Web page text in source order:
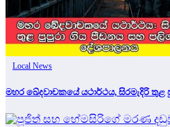
Local News
මහර ඛේදවාචකයේ යථාර්ථය, සිරමැදිරි